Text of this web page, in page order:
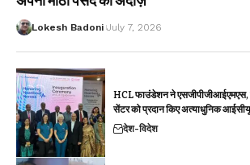
Lokesh Badoni July 7, 2026
HCL फाउंडेशन ने एसजीपीजीआईएमएस,
सेंटर को प्रदान किए अत्याधुनिक
देश-विदेश